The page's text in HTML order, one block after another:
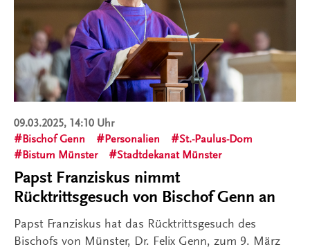
09.03.2025, 14:10 Uhr
Bischof Genn
Personalien
St.-Paulus-Dom
Bistum Münster
Stadtdekanat Münster
Papst Franziskus nimmt
Rücktrittsgesuch von Bischof Genn an
Papst Franziskus hat das Rücktrittsgesuch des
Bischofs von Münster, Dr. Felix Genn, zum 9. März